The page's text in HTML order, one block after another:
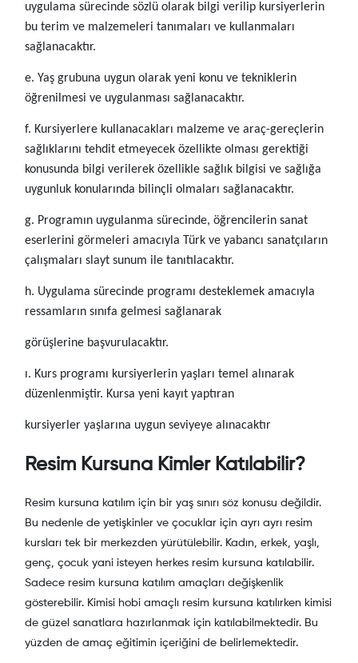
uygulama sürecinde sözlü olarak bilgi verilip kursiyerlerin
bu terim ve malzemeleri tanımaları ve kullanmaları
sağlanacaktır.
e. Yaş grubuna uygun olarak yeni konu ve tekniklerin
öğrenilmesi ve uygulanması sağlanacaktır.
f. Kursiyerlere kullanacakları malzeme ve araç-gereçlerin
sağlıklarını tehdit etmeyecek özellikte olması gerektiği
konusunda bilgi verilerek özellikle sağlık bilgisi ve sağlığa
uygunluk konularında bilinçli olmaları sağlanacaktır.
g. Programın uygulanma sürecinde, öğrencilerin sanat
eserlerini görmeleri amacıyla Türk ve yabancı sanatçıların
çalışmaları slayt sunum ile tanıtılacaktır.
h. Uygulama sürecinde programı desteklemek amacıyla
ressamların sınıfa gelmesi sağlanarak
görüşlerine başvurulacaktır.
ı. Kurs programı kursiyerlerin yaşları temel alınarak
düzenlenmiştir. Kursa yeni kayıt yaptıran
kursiyerler yaşlarına uygun seviyeye alınacaktır
Resim Kursuna Kimler Katılabilir?
Resim kursuna katılım için bir yaş sınırı söz konusu değildir.
Bu nedenle de yetişkinler ve çocuklar için ayrı ayrı resim
kursları tek bir merkezden yürütülebilir. Kadın, erkek, yaşlı,
genç, çocuk yani isteyen herkes resim kursuna katılabilir.
Sadece resim kursuna katılım amaçları değişkenlik
gösterebilir. Kimisi hobi amaçlı resim kursuna katılırken kimisi
de güzel sanatlara hazırlanmak için katılabilmektedir. Bu
yüzden de amaç eğitimin içeriğini de belirlemektedir.